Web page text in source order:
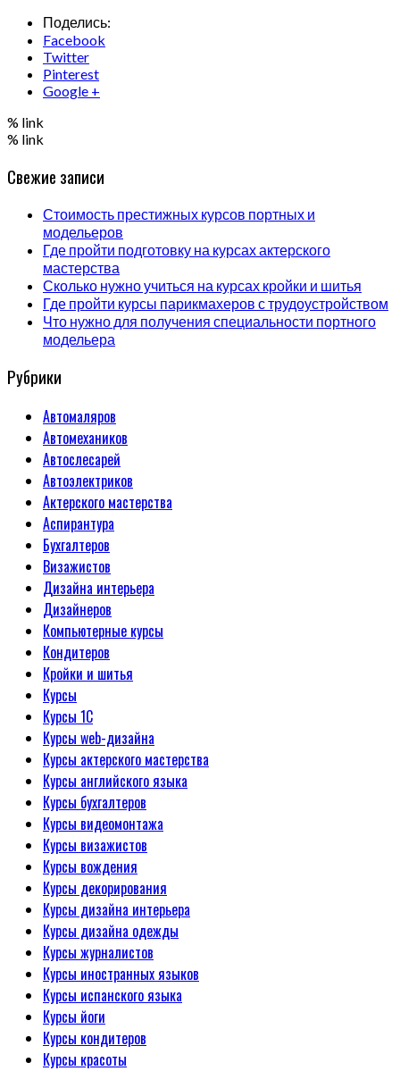
Поделись:
Facebook
Twitter
Pinterest
Google +
% link
% link
Свежие записи
Стоимость престижных курсов портных и
модельеров
Где пройти подготовку на курсах актерского
мастерства
Сколько нужно учиться на курсах кройки и шитья
Где пройти курсы парикмахеров с трудоустройством
Что нужно для получения специальности портного
модельера
Рубрики
Автомаляров
Автомехаников
Автослесарей
Автоэлектриков
Актерского мастерства
Аспирантура
Бухгалтеров
Визажистов
Дизайна интерьера
Дизайнеров
Компьютерные курсы
Кондитеров
Кройки и шитья
Курсы
Курсы 1С
Курсы web-дизайна
Курсы актерского мастерства
Курсы английского языка
Курсы бухгалтеров
Курсы видеомонтажа
Курсы визажистов
Курсы вождения
Курсы декорирования
Курсы дизайна интерьера
Курсы дизайна одежды
Курсы журналистов
Курсы иностранных языков
Курсы испанского языка
Курсы йоги
Курсы кондитеров
Курсы красоты